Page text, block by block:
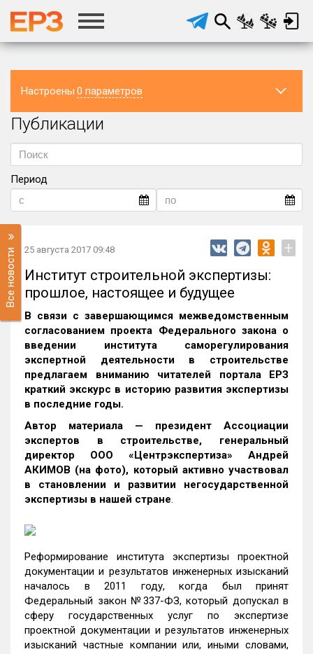
Настроены 0 параметров
Регион
Публикации
Период
Все новости 25 августа 2017 09:48 +
Институт строительной экспертизы:
прошлое, настоящее и будущее
В связи с завершающимся межведомственным
согласованием проекта Федерального закона о
введении института саморегулирования
экспертной деятельности в строительстве
предлагаем вниманию читателей портала ЕРЗ
краткий экскурс в историю развития экспертизы
в последние годы.
Автор материала — президент Ассоциации
экспертов в строительстве, генеральный
директор ООО «Центрэкспертиза» Андрей
АКИМОВ (на фото), который активно участвовал
в становлении и развитии негосударственной
экспертизы в нашей стране.
Реформирование института экспертизы проектной
документации и результатов инженерных изысканий
началось в 2011 году, когда был принят
Федеральный закон №337-ФЗ, который допускал в
сферу государственных услуг по экспертизе
проектной документации и результатов инженерных
изысканий частные компании или, иными словами,